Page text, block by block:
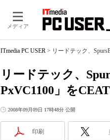
メディア
ITmedia PC USER > リードテック、
リードテック、
PxVC1100」を
2008年09月09日 17時48分 公開
印刷